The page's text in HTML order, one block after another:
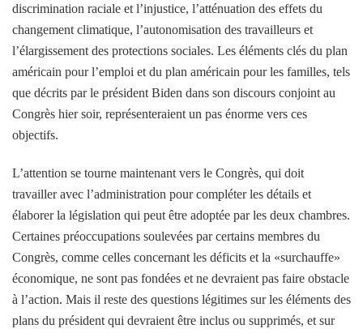
discrimination raciale et l’injustice, l’atténuation des effets du
changement climatique, l’autonomisation des travailleurs et
l’élargissement des protections sociales. Les éléments clés du plan
américain pour l’emploi et du plan américain pour les familles, tels
que décrits par le président Biden dans son discours conjoint au
Congrès hier soir, représenteraient un pas énorme vers ces
objectifs.
L’attention se tourne maintenant vers le Congrès, qui doit
travailler avec l’administration pour compléter les détails et
élaborer la législation qui peut être adoptée par les deux chambres.
Certaines préoccupations soulevées par certains membres du
Congrès, comme celles concernant les déficits et la «surchauffe»
économique, ne sont pas fondées et ne devraient pas faire obstacle
à l’action. Mais il reste des questions légitimes sur les éléments des
plans du président qui devraient être inclus ou supprimés, et sur